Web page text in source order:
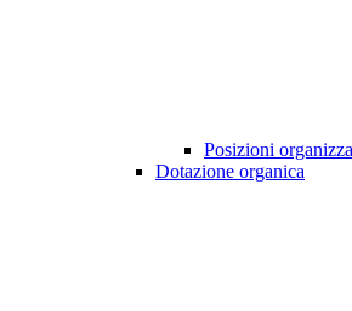
Posizioni
Dotazione organica